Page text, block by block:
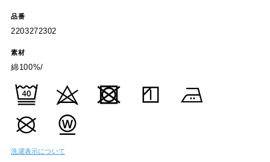
品番
2203272302
素材
綿100%/
洗濯表示について